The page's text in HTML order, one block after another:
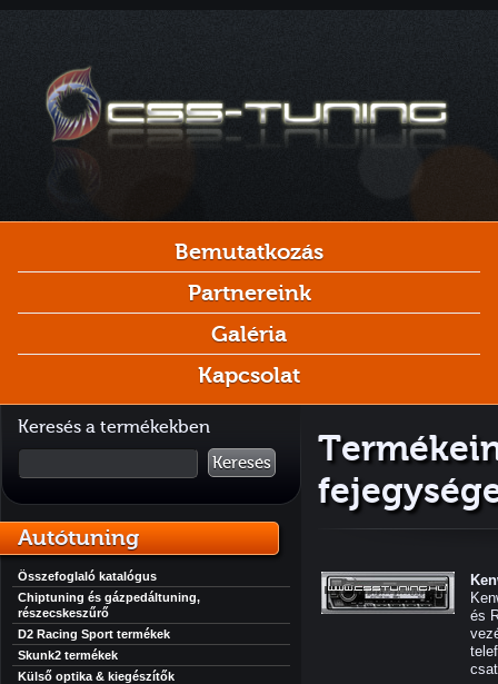
Bemutatkozás
Partnereink
Galéria
Kapcsolat
Keresés a termékekben
Keresés
Autótuning
Összefoglaló katalógus
Chiptuning és gázpedáltuning,
részecskeszűrő
D2 Racing Sport termékek
Skunk2 termékek
Külső optika & kiegészítők
és